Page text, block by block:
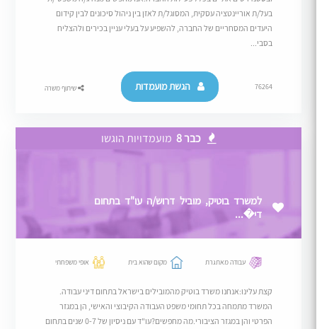
בעל/ת אוריינטציה עסקית, המסוגל/ת לאזן בין ניהול סיכונים לבין קידום
היעדים המסחריים של החברה, להשפיע על בעלי עניין בכירים ולהצליח
בסבי...
76264 הגשת מועמדות שיתוף משרה
כבר 8 מועמדויות הוגשו
למשרד בוטיק, מוביל דרוש/ה עו"ד בתחום
די�...
עבודה מאתגרת מקום שהוא בית אופי משפחתי
קצת עלינו:אנחנו משרד בוטיק מהמובילים בישראל בתחום דיני עבודה.
המשרד מתמחה בכל תחומי משפט העבודה הקיבוצי והאישי, הן במגזר
הפרטי והן במגזר הציבורי.מה מחפשים?עו"ד עם ניסיון של 0-7 שנים בתחום